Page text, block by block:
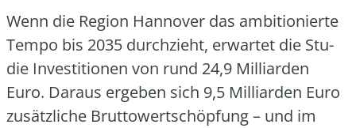
Wenn die Regi­on Han­no­ver das ambi­tio­nier­te
Tem­po bis 2035 durch­zieht, erwar­tet die Stu­
die Inves­ti­tio­nen von rund 24,9 Mil­li­ar­den
Euro. Dar­aus erge­ben sich 9,5 Mil­li­ar­den Euro
zusätz­li­che Brut­to­wert­schöp­fung – und im